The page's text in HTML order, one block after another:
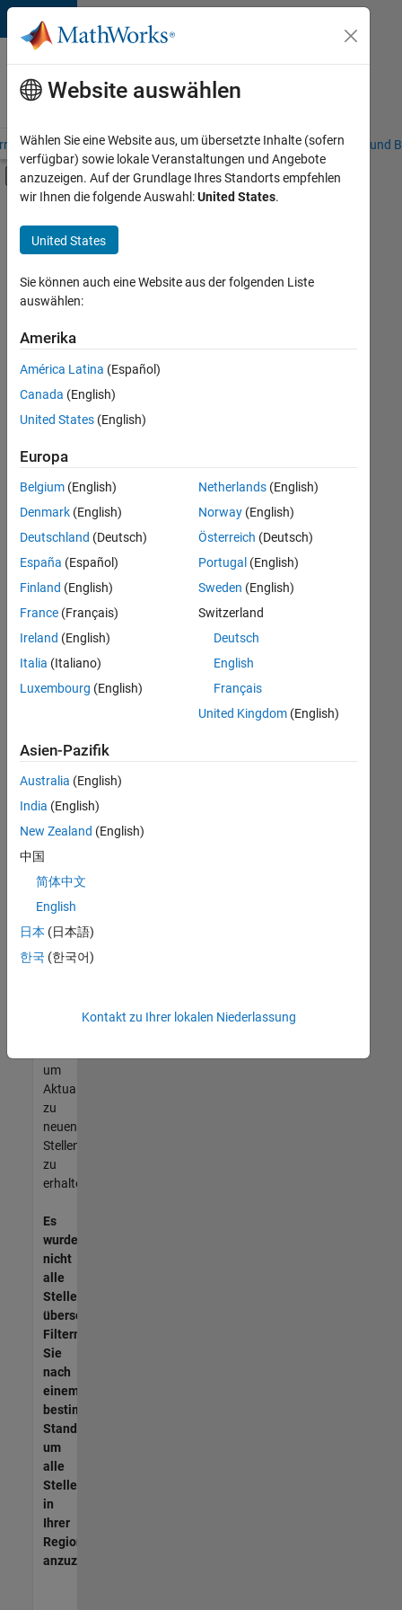
Weiter zum Inhalt
Karriere
bei
MathWorks
– Übersicht Stellensuche Niederlassungen Studierende und
Umschaltung für Off-Canvas-
Hauptinhalt
Information Technology
Commercial Sales
Marketing Communications
Marketing Services
Business Model Team
+4
Derzeit
es
keine
offenen
Stellen,
Ihren
Suchkriterien
entsprechen.
können
die
Suchkriterien
weiter
fassen
oder
alle
Stellenangebote
anzeigen .
noch
keine
offenen
Stellen
können,
die
Ihren
entsprechen,
werden
unseres
um
Aktualisierungen
zu
neuen
Stellenangeboten
zu
erhalten.
Es
wurden
nicht
alle
Stellen
übersetzt.
Filtern
Sie
nach
einem
bestimmten
Standort,
um
alle
Stellenangebote
in
Ihrer
Region
anzuzeigen.
Website auswählen
Wählen Sie eine Website aus, um übersetzte Inhalte (sofern
verfügbar) sowie lokale Veranstaltungen und Angebote
anzuzeigen. Auf der Grundlage Ihres Standorts empfehlen
wir Ihnen die folgende Auswahl:United States.
United States
Sie können auch eine Website aus der folgenden Liste
auswählen:
Amerika
América Latina (Español)
Canada (English)
United States (English)
Europa
Belgium (English)
Denmark (English)
Deutschland (Deutsch)
España (Español)
Finland (English)
France (Français)
Ireland (English)
Italia (Italiano)
Luxembourg (English)
Netherlands(English)
Norway(English)
Österreich (Deutsch)
Portugal (English)
Sweden (English)
Switzerland
Deutsch
English
Français
United Kingdom(English)
Asien-Pazifik
Australia (English)
India (English)
New Zealand (English)
中国
简体中文
English
日本 (日本語)
한국 (한국어)
Kontakt zu Ihrer lokalen Niederlassung